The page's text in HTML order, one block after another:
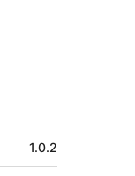
1.0.2